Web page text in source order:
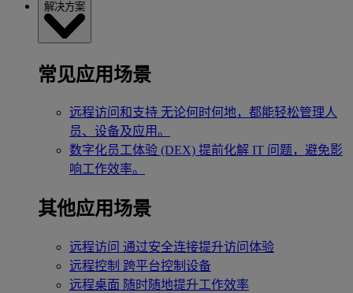
解决方案
常见应用场景
远程访问和支持 无论何时何地，都能轻松管理人
员、设备及应用。
数字化员工体验 (DEX) 提前化解 IT 问题，避免影
响工作效率。
其他应用场景
远程访问 通过安全连接提升访问体验
远程控制 跨平台控制设备
远程桌面 随时随地提升工作效率